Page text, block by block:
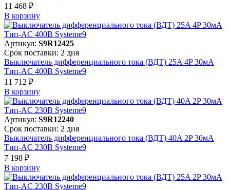
11 468 ₽
В корзинy
Артикул: S9R12425
Срок поставки: 2 дня
Выключатель дифференциального тока (ВДТ) 25A 4P 30мА
Тип-AC 400В Systeme9
11 712 ₽
В корзинy
Артикул: S9R12240
Срок поставки: 2 дня
Выключатель дифференциального тока (ВДТ) 40A 2P 30мА
Тип-AC 230В Systeme9
7 198 ₽
В корзинy